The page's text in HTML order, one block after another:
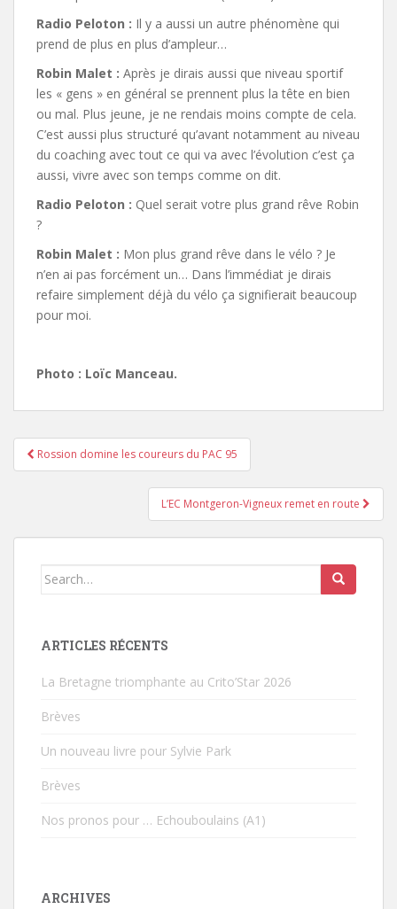
Radio Peloton : Il y a aussi un autre phénomène qui
prend de plus en plus d’ampleur…
Robin Malet : Après je dirais aussi que niveau sportif
les « gens » en général se prennent plus la tête en bien
ou mal. Plus jeune, je ne rendais moins compte de cela.
C’est aussi plus structuré qu’avant notamment au niveau
du coaching avec tout ce qui va avec l’évolution c’est ça
aussi, vivre avec son temps comme on dit.
Radio Peloton : Quel serait votre plus grand rêve Robin
?
Robin Malet : Mon plus grand rêve dans le vélo ? Je
n’en ai pas forcément un… Dans l’immédiat je dirais
refaire simplement déjà du vélo ça signifierait beaucoup
pour moi.
Photo : Loïc Manceau.
Pagination d'article
Rossion domine les coureurs du PAC 95
L’EC Montgeron-Vigneux remet en route
Search for:
ARTICLES RÉCENTS
La Bretagne triomphante au Crito’Star 2026
Brèves
Un nouveau livre pour Sylvie Park
Brèves
Nos pronos pour … Echouboulains (A1)
ARCHIVES